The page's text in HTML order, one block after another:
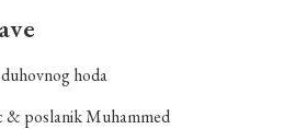
hoda
& poslanik Muhammed